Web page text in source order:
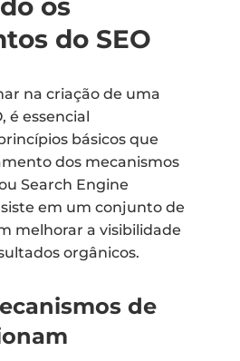
os
do SEO
na criação de uma
é essencial
básicos que
dos mecanismos
Search Engine
em um conjunto de
melhorar a visibilidade
orgânicos.
de